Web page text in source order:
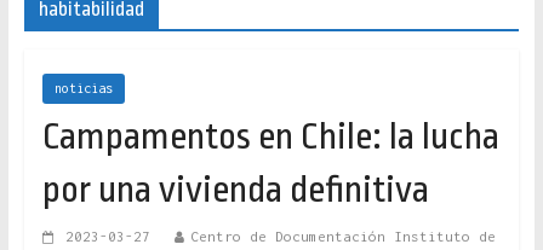
habitabilidad
noticias
Campamentos en Chile: la lucha
por una vivienda definitiva
2023-03-27 Centro de Documentación Instituto de